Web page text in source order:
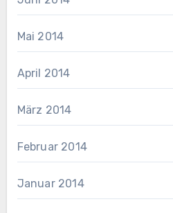
Mai 2014
April 2014
März 2014
Februar 2014
Januar 2014